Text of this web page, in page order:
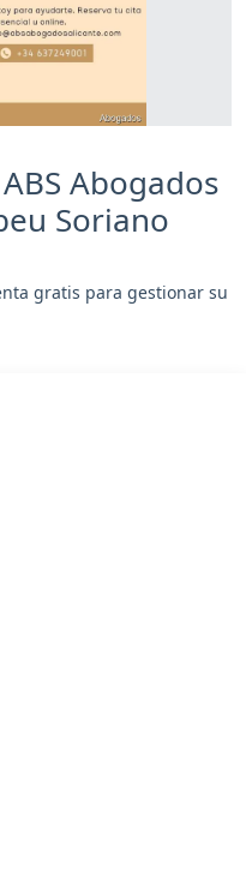
Abogados
Soriano
gratis para gestionar su